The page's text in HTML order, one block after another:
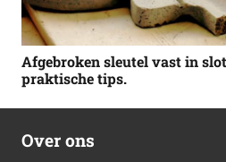
Afgebroken sleutel vast in
praktische tips.
Over ons